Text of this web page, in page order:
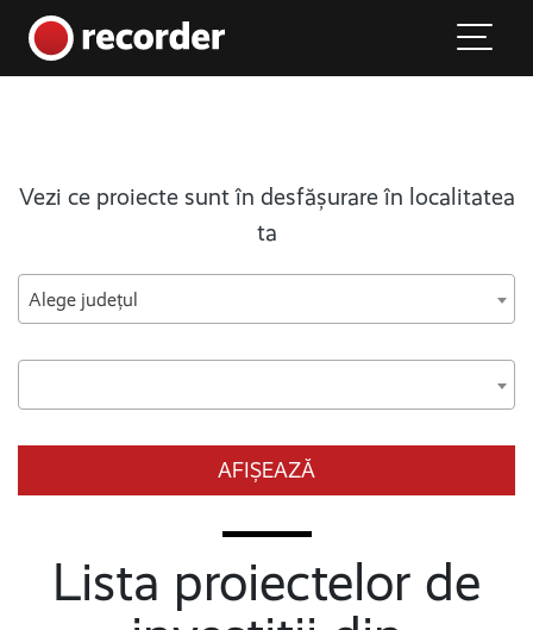
Main Navigation
Vezi ce proiecte sunt în desfășurare în localitatea
ta
Alege județul
AFIȘEAZĂ
Lista proiectelor de